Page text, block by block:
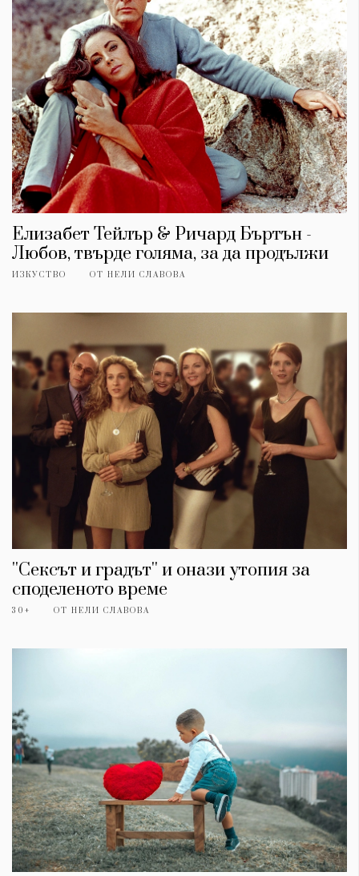
Елизабет Тейлър & Ричард Бъртън -
Любов, твърде голяма, за да продължи
ИЗКУСТВО ОТ НЕЛИ СЛАВОВА
''Сексът и градът'' и онази утопия за
споделеното време
30+ ОТ НЕЛИ СЛАВОВА
КАТЕГОРИИ
Wine&Dine
Подкасти
Мода
Dialogue
Изкуство
ЗА НАС
Условия за
ползване
За нас
Реклама
Политика за